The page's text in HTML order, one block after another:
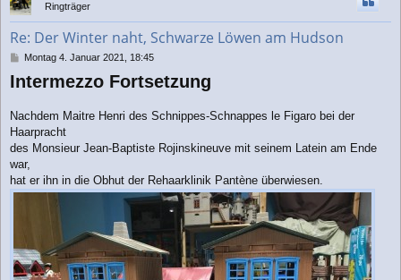
Ringträger
Re: Der Winter naht, Schwarze Löwen am Hudson
B
i
a
g
Montag 4. Januar 2021, 18:45
Intermezzo Fortsetzung
Nachdem Maitre Henri des Schnippes-Schnappes le Figaro bei der
Haarpracht
des Monsieur Jean-Baptiste Rojinskineuve mit seinem Latein am Ende
war,
hat er ihn in die Obhut der Rehaarklinik Pantène überwiesen.